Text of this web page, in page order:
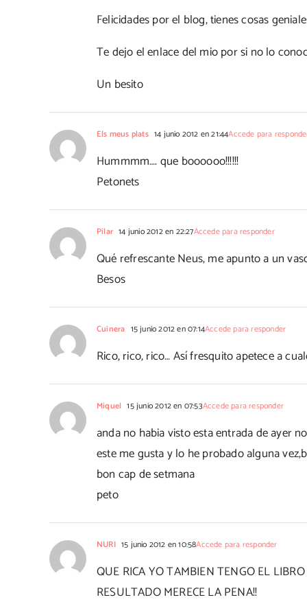
Felicidades por el blog, tienes cosas
Te dejo el enlace del mio por si no lo
Un besito
Els meus plats 14 junio 2012 en 21:44Accede para
Hummmm…. que boooooo!!!!!!
Petonets
Pilar 14 junio 2012 en 22:27Accede para responder
Qué refrescante Neus, me apunto a un
Besos
Cuinera 15 junio 2012 en 07:14Accede para responder
Rico, rico, rico… Así fresquito apetece a
Miquel 15 junio 2012 en 07:53Accede para responder
anda no habia visto esta entrada de ayer
este me gusta y lo he probado alguna
bon cap de setmana
peto
NURI 15 junio 2012 en 10:58Accede para responder
QUE RICA YO TAMBIEN TENGO EL
RESULTADO MERECE LA PENA!!